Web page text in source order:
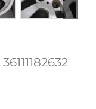
36111182632